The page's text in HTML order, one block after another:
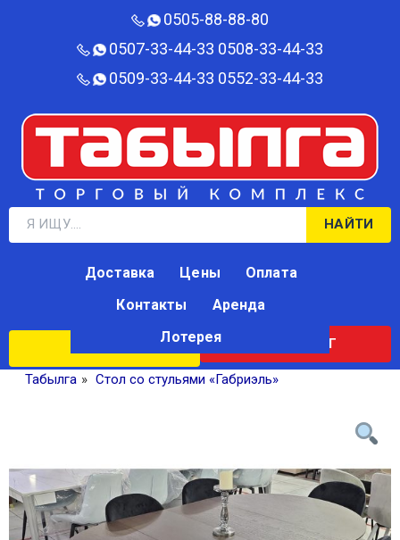
0505-88-88-80‬
0507-33-44-33 0508-33-44-33
0509-33-44-33 0552-33-44-33
НАЙТИ
КАТАЛОГ
Доставка Цены
Оплата
Контакты
Аренда
Лотерея
Табылга » Стол со стульями «Габриэль»